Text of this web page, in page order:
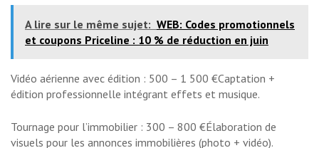
A lire sur le même sujet: WEB: Codes promotionnels
et coupons Priceline : 10 % de réduction en juin
Vidéo aérienne avec édition : 500 – 1 500 €Captation +
édition professionnelle intégrant effets et musique.
Tournage pour l’immobilier : 300 – 800 €Élaboration de
visuels pour les annonces immobilières (photo + vidéo).